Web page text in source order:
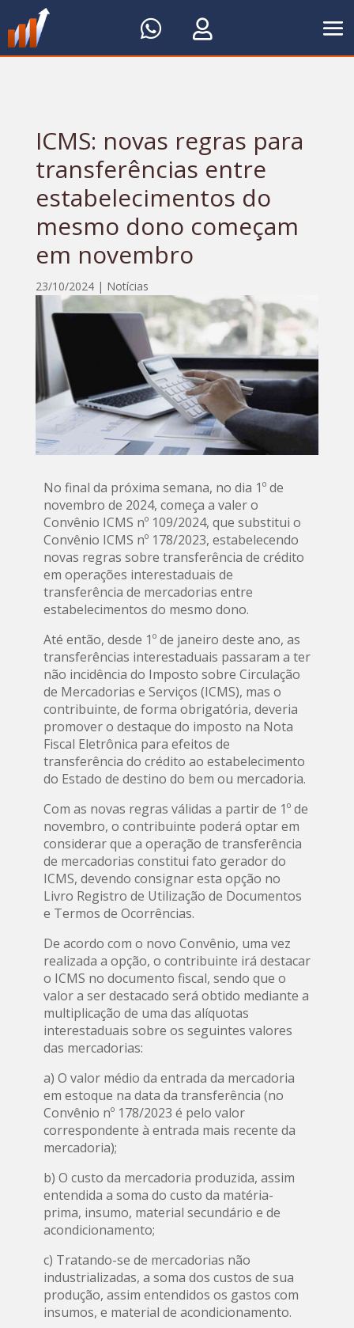
 
ICMS: novas regras para
transferências entre
estabelecimentos do
mesmo dono começam
em novembro
23/10/2024| Notícias
No final da próxima semana, no dia 1º de
novembro de 2024, começa a valer o
Convênio ICMS nº 109/2024, que substitui o
Convênio ICMS nº 178/2023, estabelecendo
novas regras sobre transferência de crédito
em operações interestaduais de
transferência de mercadorias entre
estabelecimentos do mesmo dono.
Até então, desde 1º de janeiro deste ano, as
transferências interestaduais passaram a ter
não incidência do Imposto sobre Circulação
de Mercadorias e Serviços (ICMS), mas o
contribuinte, de forma obrigatória, deveria
promover o destaque do imposto na Nota
Fiscal Eletrônica para efeitos de
transferência do crédito ao estabelecimento
do Estado de destino do bem ou mercadoria.
Com as novas regras válidas a partir de 1º de
novembro, o contribuinte poderá optar em
considerar que a operação de transferência
de mercadorias constitui fato gerador do
ICMS, devendo consignar esta opção no
Livro Registro de Utilização de Documentos
e Termos de Ocorrências.
De acordo com o novo Convênio, uma vez
realizada a opção, o contribuinte irá destacar
o ICMS no documento fiscal, sendo que o
valor a ser destacado será obtido mediante a
multiplicação de uma das alíquotas
interestaduais sobre os seguintes valores
das mercadorias:
a) O valor médio da entrada da mercadoria
em estoque na data da transferência (no
Convênio nº 178/2023 é pelo valor
correspondente à entrada mais recente da
mercadoria);
b) O custo da mercadoria produzida, assim
entendida a soma do custo da matéria-
prima, insumo, material secundário e de
acondicionamento;
c) Tratando-se de mercadorias não
industrializadas, a soma dos custos de sua
produção, assim entendidos os gastos com
insumos, e material de acondicionamento.